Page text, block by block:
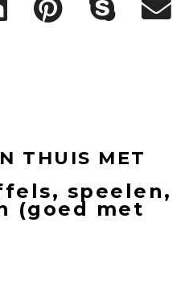
THUIS MET
speelen,
(goed met